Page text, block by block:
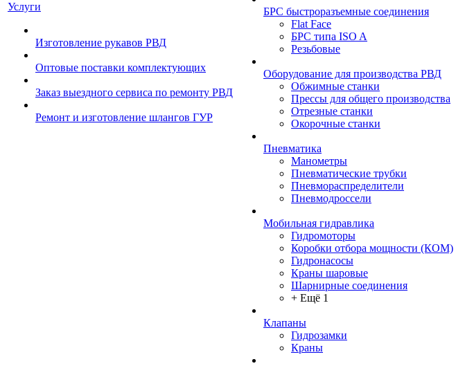
Услуги
Изготовление рукавов РВД
Оптовые поставки комплектующих
Заказ выездного сервиса по ремонту РВД
Ремонт и изготовление шлангов ГУР
БРС быстроразъемные соединения
Flat Face
БРС типа ISO A
Резьбовые
Оборудование для производства РВД
Обжимные станки
Прессы для общего производства
Отрезные станки
Окорочные станки
Пневматика
Манометры
Пневматические трубки
Пневмораспределители
Пневмодроссели
Мобильная гидравлика
Гидромоторы
Коробки отбора мощности (КОМ)
Гидронасосы
Краны шаровые
Шарнирные соединения
+ Ещё 1
Клапаны
Гидрозамки
Краны